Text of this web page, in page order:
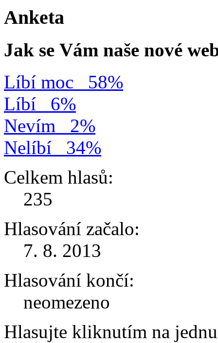
Anketa
Jak se Vám naše nové
Líbí moc
58%
Líbí
6%
Nevím
2%
Nelíbí
34%
Celkem hlasů:
235
Hlasování začalo:
7. 8. 2013
Hlasování končí:
neomezeno
Hlasujte kliknutím na